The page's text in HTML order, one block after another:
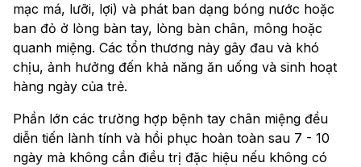
mạc má, lưỡi, lợi) và phát ban dạng bóng nước hoặc
ban đỏ ở lòng bàn tay, lòng bàn chân, mông hoặc
quanh miệng. Các tổn thương này gây đau và khó
chịu, ảnh hưởng đến khả năng ăn uống và sinh hoạt
hàng ngày của trẻ.
Phần lớn các trường hợp bệnh tay chân miệng đều
diễn tiến lành tính và hồi phục hoàn toàn sau 7 - 10
ngày mà không cần điều trị đặc hiệu nếu không có